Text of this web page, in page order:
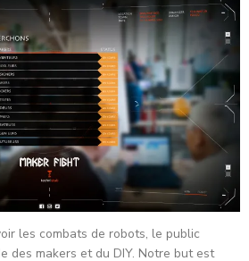
les combats de robots, le public
des makers et du DIY. Notre but est